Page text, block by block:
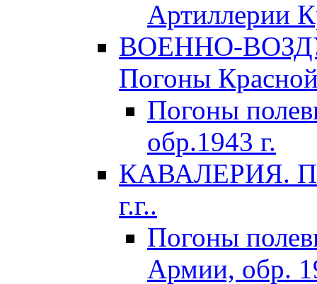
Артиллерии
ВОЕННО-
Погоны
Погоны
обр.1943 г.
КАВАЛЕРИЯ.
г.г..
Погоны
Армии, обр.